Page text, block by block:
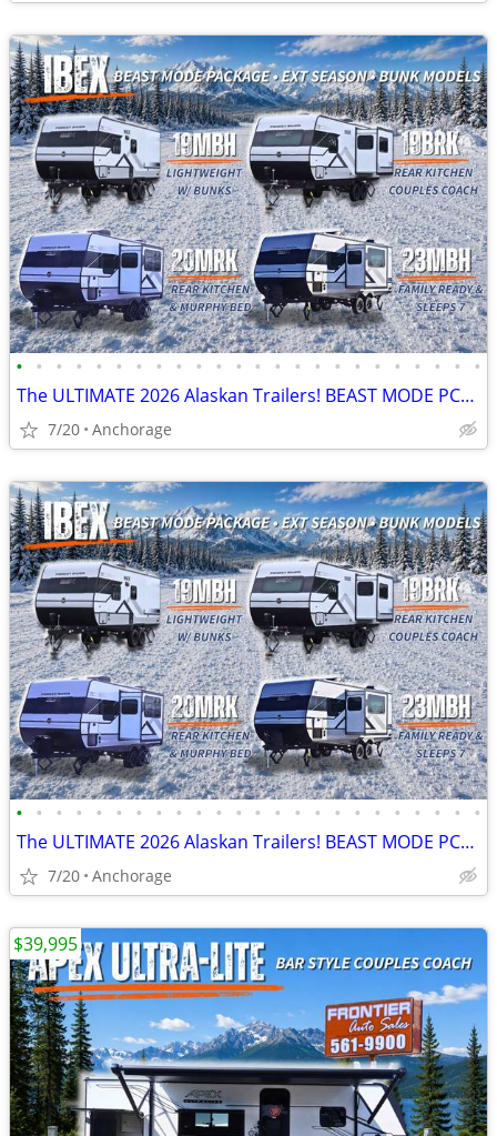
• • • • • • • • • • • • • • • • • • • • • • • •
The ULTIMATE 2026 Alaskan Trailers! BEAST MODE PCKG🔥
7/20 Anchorage
• • • • • • • • • • • • • • • • • • • • • • • •
The ULTIMATE 2026 Alaskan Trailers! BEAST MODE PCKG🔥
7/20 Anchorage
$39,995